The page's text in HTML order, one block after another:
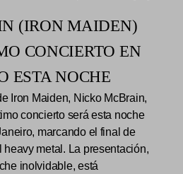
(IRON MAIDEN)
CONCIERTO EN
ESTA NOCHE
Iron Maiden, Nicko McBrain,
concierto será esta noche
marcando el final de
heavy metal. La presentación,
inolvidable, está